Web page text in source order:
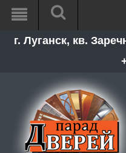
г. Луганск, кв.